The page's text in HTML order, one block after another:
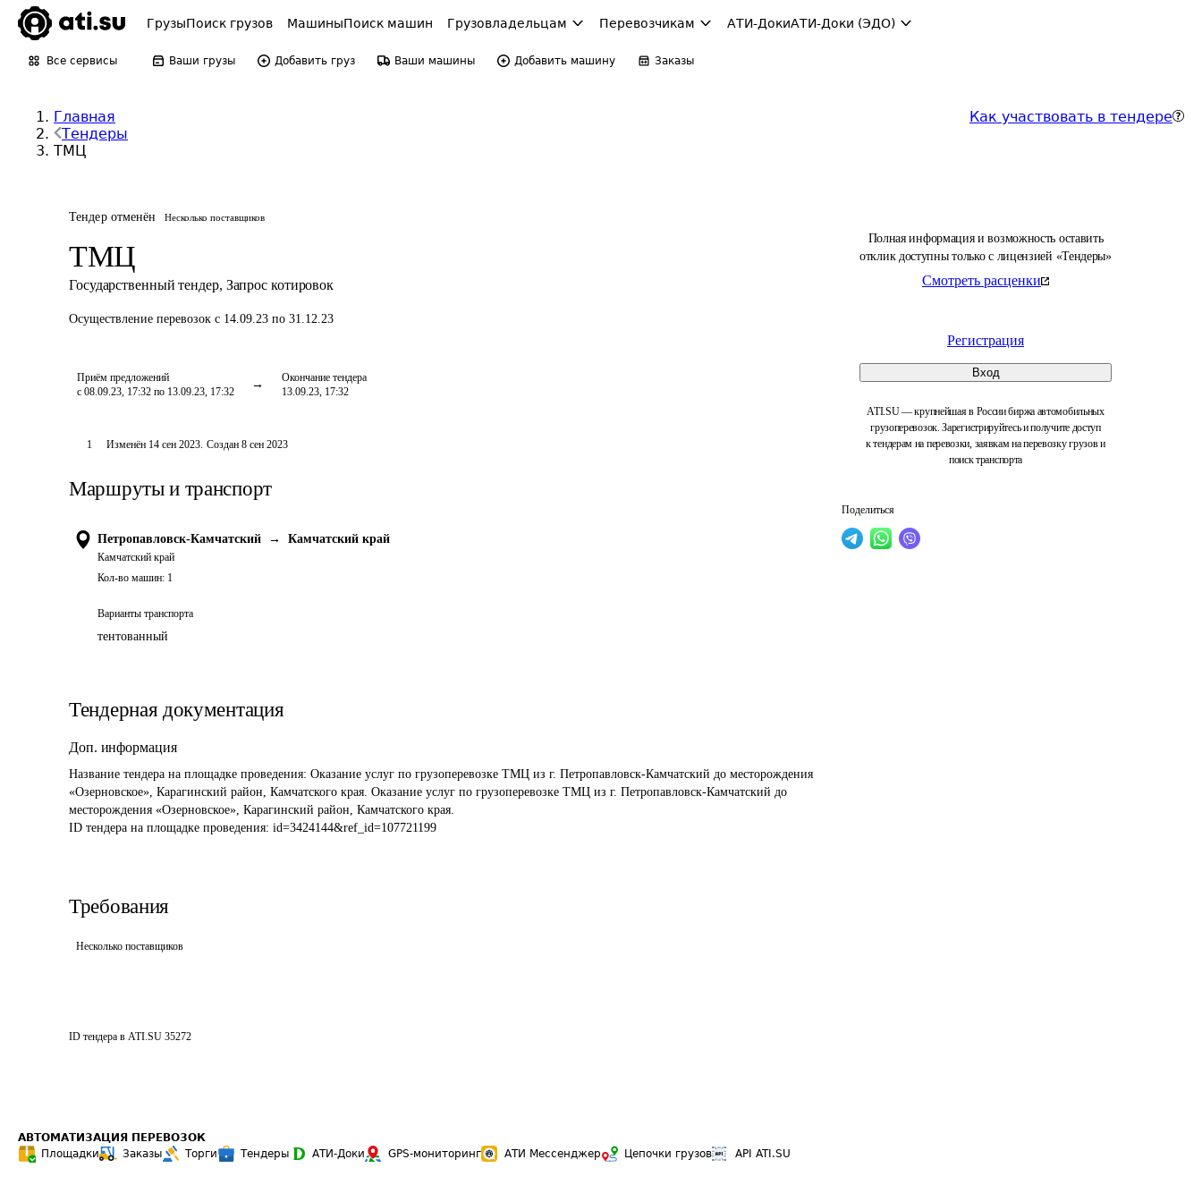
ГрузыПоиск грузов МашиныПоиск машин Грузовладельцам Перевозчикам АТИ-ДокиАТИ-Доки (ЭДО)
Все сервисы Ваши грузы Добавить груз Ваши машины Добавить машину Заказы
Главная
Тендеры
ТМЦ
Как участвовать в тендере
Тендер отменён Несколько поставщиков
ТМЦ
Государственный тендер, Запрос котировок
Осуществление перевозок с 14.09.23 по 31.12.23
Приём предложений
с 08.09.23, 17:32 по 13.09.23, 17:32
Окончание тендера
13.09.23, 17:32
Полная информация и возможность оставить
отклик доступны только с лицензией «Тендеры»
Смотреть расценки
Регистрация
Вход
ATI.SU — крупнейшая в России биржа автомобильных
грузоперевозок. Зарегистрируйтесь и получите доступ
к тендерам на перевозки, заявкам на перевозку грузов и
поиск транспорта
Поделиться
1 Изменён 14 сен 2023. Создан 8 сен 2023
Маршруты и транспорт
Петропавловск-Камчатский →
Камчатский край
Камчатский край
Кол-во машин: 1
Варианты транспорта
тентованный
Тендерная документация
Доп. информация
Название тендера на площадке проведения: Оказание услуг по грузоперевозке ТМЦ из г. Петропавловск-Камчатский до месторождения
«Озерновское», Карагинский район, Камчатского края. Оказание услуг по грузоперевозке ТМЦ из г. Петропавловск-Камчатский до
месторождения «Озерновское», Карагинский район, Камчатского края.
ID тендера на площадке проведения: id=3424144&ref_id=107721199
Требования
Несколько поставщиков
ID тендера в ATI.SU 35272
АВТОМАТИЗАЦИЯ ПЕРЕВОЗОК
Площадки
Заказы Торги Тендеры АТИ-Доки GPS-мониторинг АТИ Мессенджер Цепочки грузов API ATI.SU